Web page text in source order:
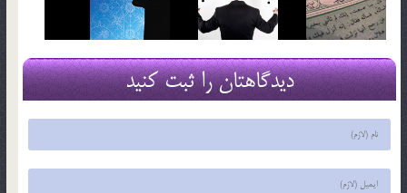
دیدگاهتان را ثبت کنید